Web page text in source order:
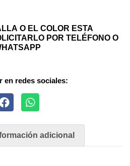
O EL COLOR ESTA
POR TELÉFONO O
en redes sociales:
adicional